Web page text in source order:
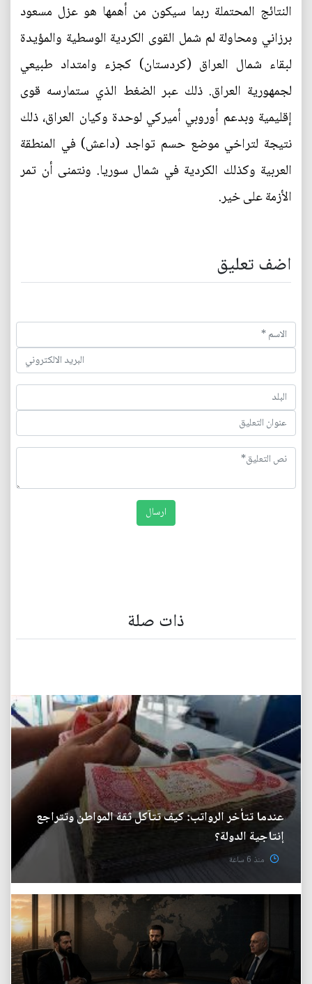
النتائج المحتملة ربما سيكون من أهمها هو عزل مسعود
برزاني ومحاولة لم شمل القوى الكردية الوسطية والمؤيدة
لبقاء شمال العراق (كردستان) كجزء وامتداد طبيعي
لجمهورية العراق. ذلك عبر الضغط الذي ستمارسه قوى
إقليمية وبدعم أوروبي أميركي لوحدة وكيان العراق، ذلك
نتيجة لتراخي موضع حسم تواجد (داعش) في المنطقة
العربية وكذلك الكردية في شمال سوريا. ونتمنى أن تمر
الأزمة على خير.
اضف تعليق
ذات صلة
عندما تتأخر الرواتب: كيف تتآكل ثقة المواطن وتتراجع
إنتاجية الدولة؟
منذ 6 ساعة